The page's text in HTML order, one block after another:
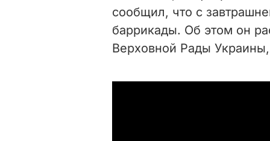
сообщил, что с
баррикады. Об этом он
Верховной Рады